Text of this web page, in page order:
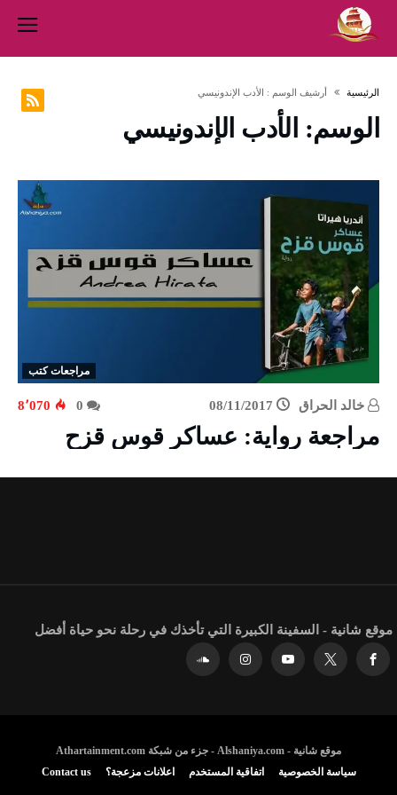
‫الرئيسية‬ ‫أرشيف الوسم :‬ الأدب الإندونيسي
الوسم: الأدب الإندونيسي
مراجعات كتب
خالد الحراق 08/11/2017 8٬070
مراجعة رواية: عساكر قوس قزح
موقع شانية - السفينة الكبيرة التي تأخذك في رحلة نحو حياة أفضل
موقع شانية - Alshaniya.com - جزء من شبكة Athartainment.com
سياسة الخصوصية
اتفاقية المستخدم اعلانات مزعجة؟ Contact us